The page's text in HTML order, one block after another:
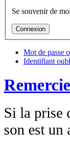
Se souvenir de moi
Mot de passe
Identifiant
Si la prise
son est un